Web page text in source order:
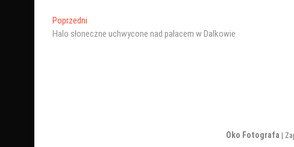
Nawigacja
wpisu
Poprzedni
wpis:
Halo słoneczne uchwycone nad pałacem w Dalkowie
Oko Fotografa |